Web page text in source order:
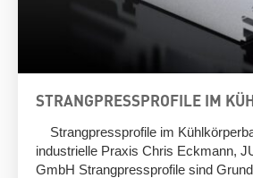
STRANGPRESSPROFILE IM
Strangpressprofile im
industrielle Praxis Chris Eckmann,
GmbH Strangpressprofile sind